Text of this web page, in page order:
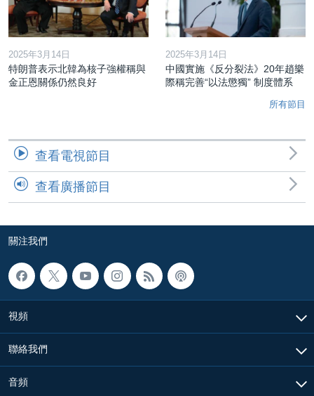
2025年3月14日
特朗普表示北韓為核子強權稱與
金正恩關係仍然良好
2025年3月14日
中國實施《反分裂法》20年趙樂
際稱完善“以法懲獨” 制度體系
所有節目
查看電視節目
查看廣播節目
關注我們
視頻
聯絡我們
音頻